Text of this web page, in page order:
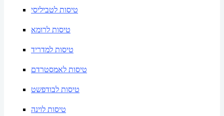
טיסות לטביליסי
טיסות לרומא
טיסות למדריד
טיסות לאמסטרדם
טיסות לבודפשט
טיסות לוינה